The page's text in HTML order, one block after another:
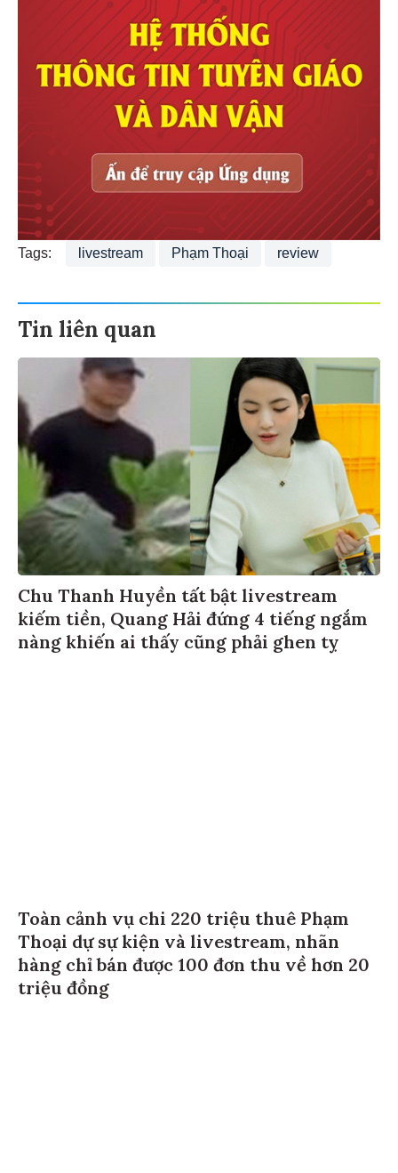
Tags: livestream Phạm Thoại review
Tin liên quan
Chu Thanh Huyền tất bật livestream
kiếm tiền, Quang Hải đứng 4 tiếng ngắm
nàng khiến ai thấy cũng phải ghen tỵ
Toàn cảnh vụ chi 220 triệu thuê Phạm
Thoại dự sự kiện và livestream, nhãn
hàng chỉ bán được 100 đơn thu về hơn 20
triệu đồng